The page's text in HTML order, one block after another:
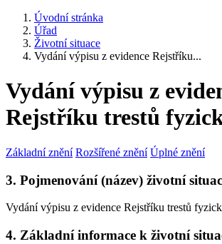
Úvodní stránka
Úřad
Životní situace
Vydání výpisu z evidence Rejstříku...
Vydání výpisu z
Rejstříku trestů
Základní znění Rozšířené znění Úplné znění
3. Pojmenování (název) životní
Vydání výpisu z evidence Rejstříku trestů
4. Základní informace k životní